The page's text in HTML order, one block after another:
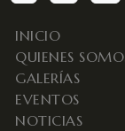
INICIO
QUIENES
GALERÍAS
EVENTOS
NOTICIAS